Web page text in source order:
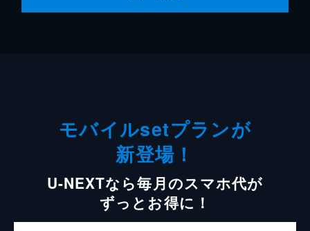
モバイルsetプランが
新登場！
U-NEXTなら毎月のスマホ代が
ずっとお得に！